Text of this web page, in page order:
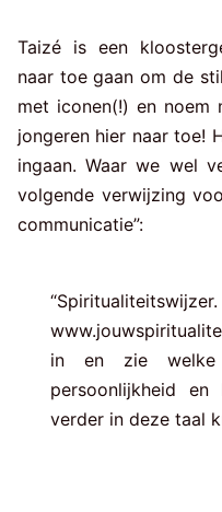
Taizé is een
naar toe gaan om de
met iconen(!) en noem
jongeren hier naar toe!
ingaan. Waar we wel
volgende verwijzing
communicatie”:
in en zie welke
persoonlijkheid
verder in deze taal